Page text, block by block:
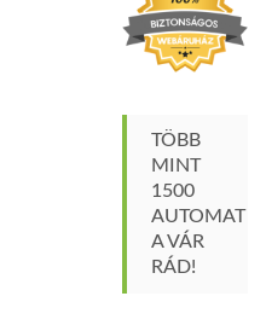
TÖBB
MINT
1500
AUTOMAT
A VÁR
RÁD!